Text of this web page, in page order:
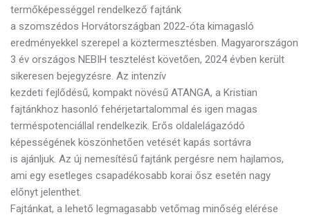
termőképességgel rendelkező fajtánk
a szomszédos Horvátországban 2022-óta kimagasló
eredményekkel szerepel a köztermesztésben. Magyarországon
3 év országos NEBIH tesztelést követően, 2024 évben került
sikeresen bejegyzésre. Az intenzív
kezdeti fejlődésű, kompakt növésű ATANGA, a Kristian
fajtánkhoz hasonló fehérjetartalommal és igen magas
terméspotenciállal rendelkezik. Erős oldalelágazódó
képességének köszönhetően vetését kapás sortávra
is ajánljuk. Az új nemesítésű fajtánk pergésre nem hajlamos,
ami egy esetleges csapadékosabb korai ősz esetén nagy
előnyt jelenthet.
Fajtánkat, a lehető legmagasabb vetőmag minőség elérése